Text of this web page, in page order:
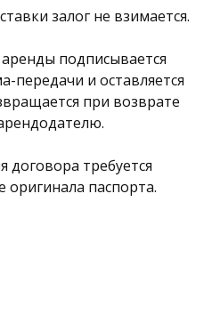
залог не взимается.
подписывается
передачи и оставляется
при возврате
договора требуется
оригинала паспорта.